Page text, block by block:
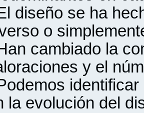
diseño se ha
o
cambiado la
y el
la evolución del